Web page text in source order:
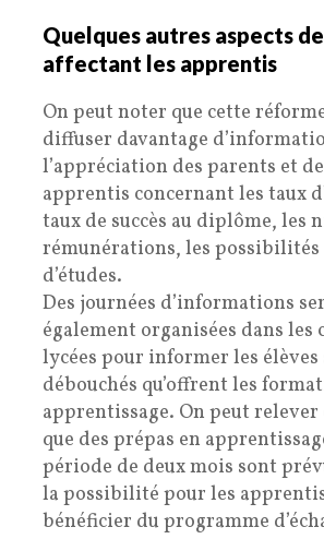
Quelques autres aspects
affectant les apprentis
On peut noter que cette
diffuser davantage
l’appréciation des parents et
apprentis concernant les taux
taux de succès au diplôme, les
rémunérations, les possibilités
d’études.
Des journées d’informations
également organisées dans les
lycées pour informer les élèves
débouchés qu’offrent les
apprentissage. On peut relever
que des prépas en
période de deux mois sont
la possibilité pour les
bénéficier du programme